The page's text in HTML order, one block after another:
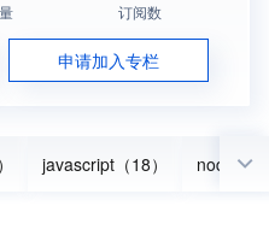
订阅数
申请加入专栏
javascript（18） node.js